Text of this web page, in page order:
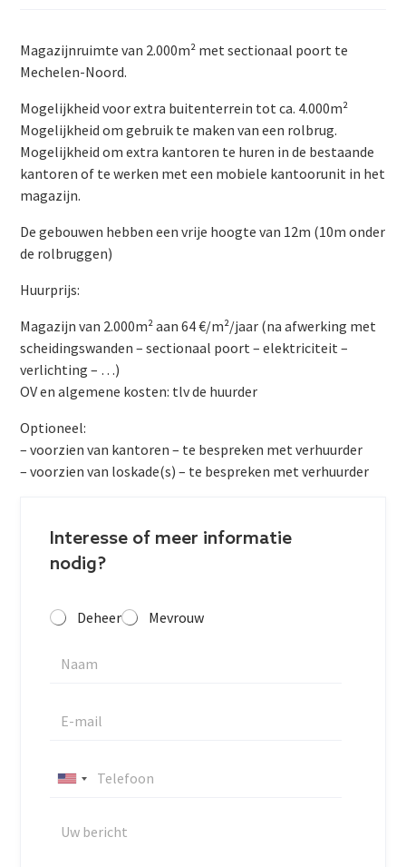
Magazijnruimte van 2.000m² met sectionaal poort te
Mechelen-Noord.
Mogelijkheid voor extra buitenterrein tot ca. 4.000m²
Mogelijkheid om gebruik te maken van een rolbrug.
Mogelijkheid om extra kantoren te huren in de bestaande
kantoren of te werken met een mobiele kantoorunit in het
magazijn.
De gebouwen hebben een vrije hoogte van 12m (10m onder
de rolbruggen)
Huurprijs:
Magazijn van 2.000m² aan 64 €/m²/jaar (na afwerking met
scheidingswanden – sectionaal poort – elektriciteit –
verlichting – …)
OV en algemene kosten: tlv de huurder
Optioneel:
– voorzien van kantoren – te bespreken met verhuurder
– voorzien van loskade(s) – te bespreken met verhuurder
Interesse of meer informatie
nodig?
Deheer Mevrouw
U
i